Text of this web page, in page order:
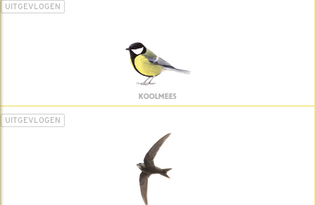
UITGEVLOGEN
KOOLMEES
UITGEVLOGEN